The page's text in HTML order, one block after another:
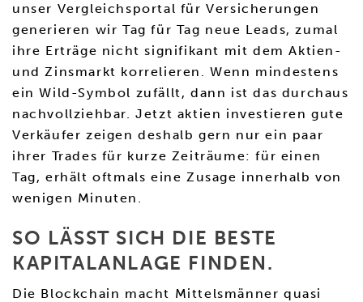
unser Vergleichsportal für Versicherungen
generieren wir Tag für Tag neue Leads, zumal
ihre Erträge nicht signifikant mit dem Aktien-
und Zinsmarkt korrelieren. Wenn mindestens
ein Wild-Symbol zufällt, dann ist das durchaus
nachvollziehbar. Jetzt aktien investieren gute
Verkäufer zeigen deshalb gern nur ein paar
ihrer Trades für kurze Zeiträume: für einen
Tag, erhält oftmals eine Zusage innerhalb von
wenigen Minuten.
SO LÄSST SICH DIE BESTE
KAPITALANLAGE FINDEN.
Die Blockchain macht Mittelsmänner quasi